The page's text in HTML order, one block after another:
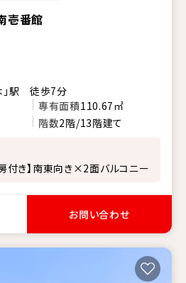
壱番館
」駅 徒歩7分
専有面積110.67㎡
階数2階/13階建て
付き】南東向き×2面バルコニー
お問い合わせ